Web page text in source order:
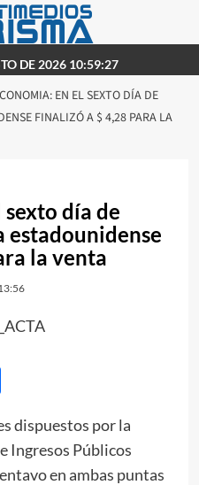
DE 2026 10:59:27
EN EL SEXTO DÍA DE
FINALIZÓ A $ 4,28 PARA LA
día de
estadounidense
la venta
Compartir
dispuestos por la
Ingresos Públicos
en ambas puntas